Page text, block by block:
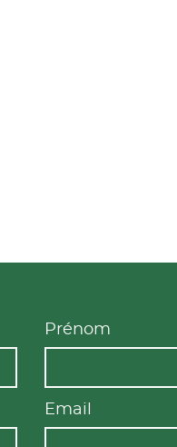
Prénom
Email